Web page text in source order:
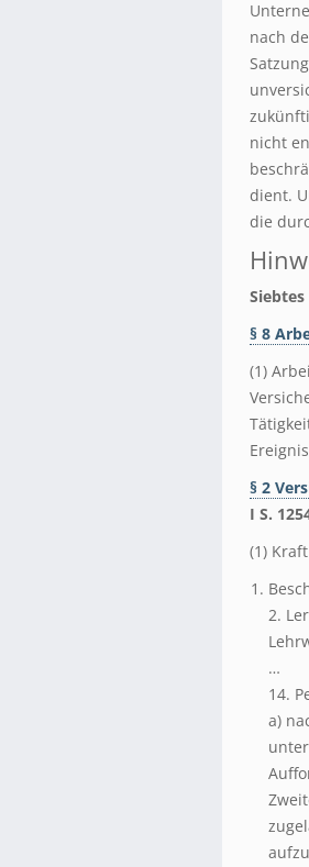
nach
nicht
dient.
die
§ 8
(1)
§ 2
I S.
(1)
2.
…
14.
a)